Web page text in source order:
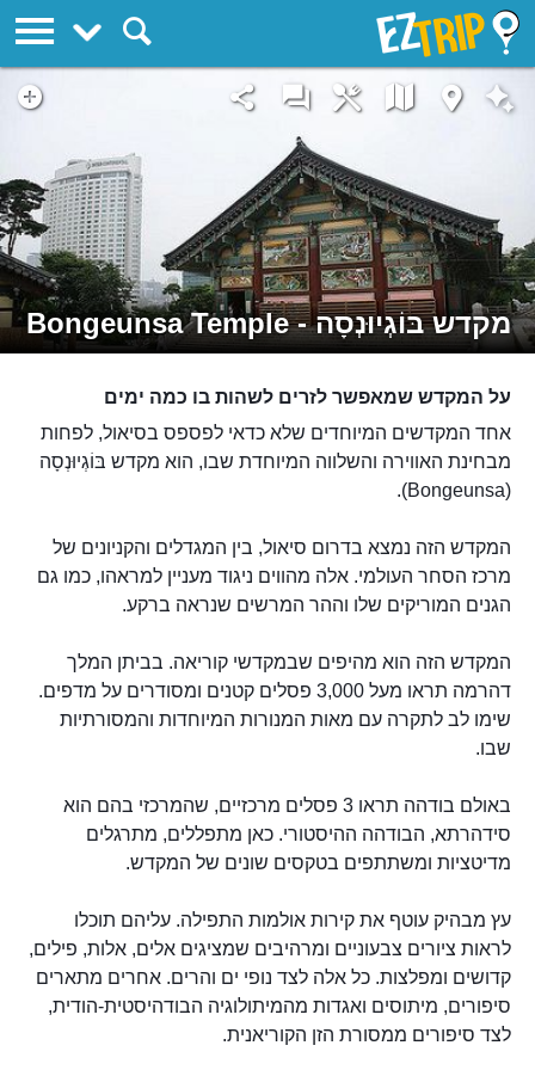
מקדש בּוֹגְיוּנְסָה - Bongeunsa Temple
על המקדש שמאפשר לזרים לשהות בו כמה ימים
אחד המקדשים המיוחדים שלא כדאי לפספס בסיאול, לפחות
מבחינת האווירה והשלווה המיוחדת שבו, הוא מקדש בּוֹגְיוּנְסָה
(Bongeunsa).
המקדש הזה נמצא בדרום סיאול, בין המגדלים והקניונים של
מרכז הסחר העולמי. אלה מהווים ניגוד מעניין למראהו, כמו גם
הגנים המוריקים שלו וההר המרשים שנראה ברקע.
המקדש הזה הוא מהיפים שבמקדשי קוריאה. בביתן המלך
דהרמה תראו מעל 3,000 פסלים קטנים ומסודרים על מדפים.
שימו לב לתקרה עם מאות המנורות המיוחדות והמסורתיות
שבו.
באולם בודהה תראו 3 פסלים מרכזיים, שהמרכזי בהם הוא
סידהרתא, הבודהה ההיסטורי. כאן מתפללים, מתרגלים
מדיטציות ומשתתפים בטקסים שונים של המקדש.
עץ מבהיק עוטף את קירות אולמות התפילה. עליהם תוכלו
לראות ציורים צבעוניים ומרהיבים שמציגים אלים, אלות, פילים,
קדושים ומפלצות. כל אלה לצד נופי ים והרים. אחרים מתארים
סיפורים, מיתוסים ואגדות מהמיתולוגיה הבודהיסטית-הודית,
לצד סיפורים ממסורת הזן הקוריאנית.
EZTrip